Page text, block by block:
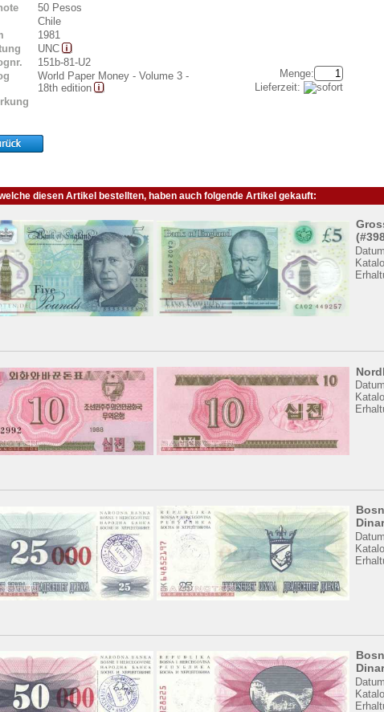
50 Pesos
Chile
1981
UNC
151b-81-U2
World Paper Money - Volume 3 -
18th edition
Menge:
Lieferzeit:
diesen Artikel bestellten, haben auch folgende Artikel gekauft: